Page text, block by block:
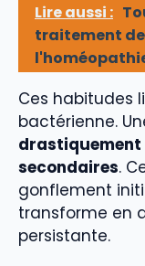
Lire aussi :
traitement
Ces habitudes
bactérienne.
drastiquement
secondaires.
gonflement
transforme en
persistante.